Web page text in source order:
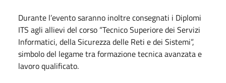
Durante l’evento saranno inoltre consegnati i Diplomi
ITS agli allievi del corso “Tecnico Superiore dei Servizi
Informatici, della Sicurezza delle Reti e dei Sistemi”,
simbolo del legame tra formazione tecnica avanzata e
lavoro qualificato.